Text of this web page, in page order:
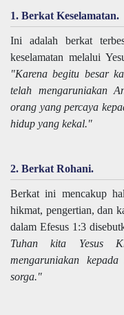
1. Berkat Keselamatan.
Ini adalah berkat
keselamatan melalui
"Karena begitu besar
telah mengaruniakan
orang yang percaya
hidup yang kekal."
2. Berkat Rohani.
Berkat ini mencakup
hikmat, pengertian, dan
dalam Efesus 1:3
Tuhan kita Yesus
mengaruniakan
sorga."